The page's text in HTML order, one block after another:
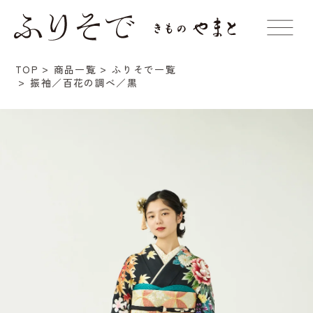
TOP 商品一覧
ふりそで一覧
振袖／百花の調べ／黒